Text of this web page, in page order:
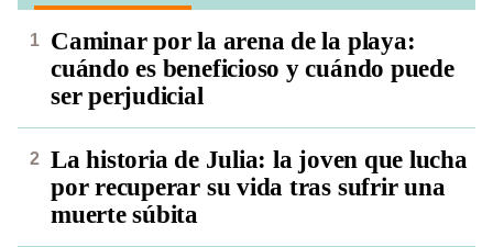
Caminar por la arena de la playa:
cuándo es beneficioso y cuándo puede
ser perjudicial
La historia de Julia: la joven que lucha
por recuperar su vida tras sufrir una
muerte súbita